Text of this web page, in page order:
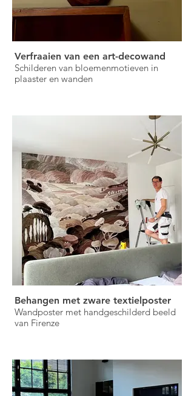
Verfraaien van een art-decowand
Schilderen van bloemenmotieven in
plaaster en wanden
Behangen met zware textielposter
Wandposter met handgeschilderd beeld
van Firenze